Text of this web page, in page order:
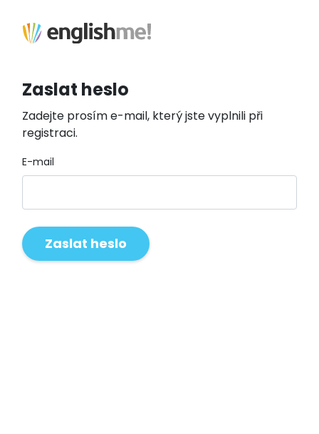
Zaslat heslo
Zadejte prosím e-mail, který jste vyplnili při
registraci.
E-mail